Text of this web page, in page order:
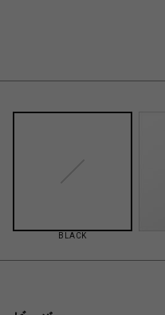
BLACK